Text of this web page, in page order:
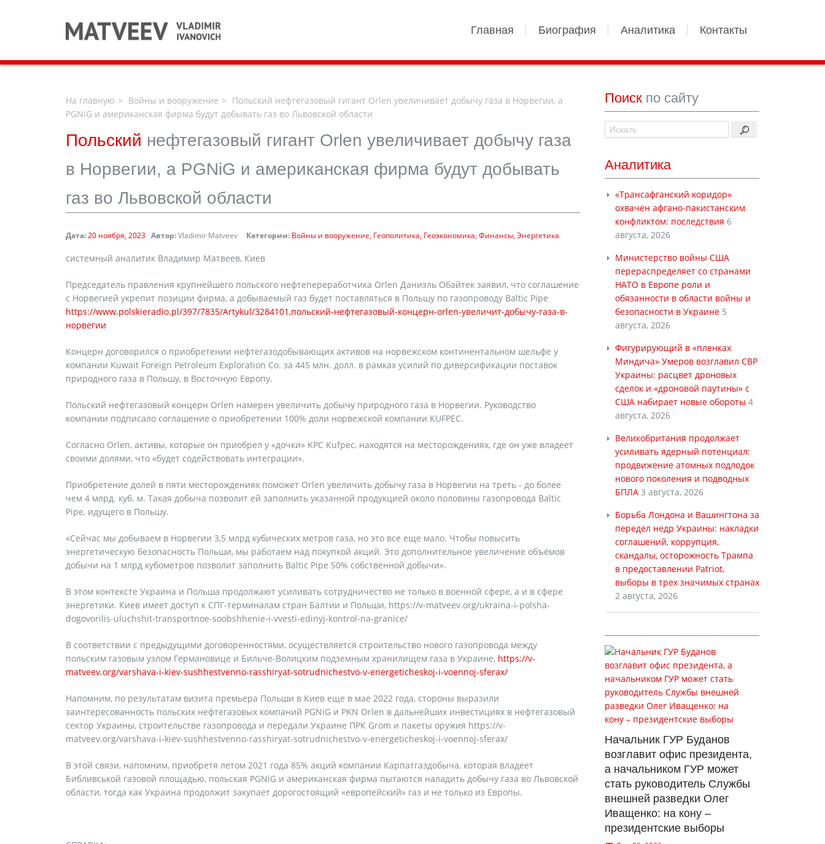
Главная Биография Аналитика Контакты
На главную Войны и вооружение
Польский нефтегазовый гигант Orlen увеличивает добычу газа в Норвегии, а
PGNiG и американская фирма будут добывать газ во Львовской области
Польский нефтегазовый гигант Orlen увеличивает добычу газа
в Норвегии, а PGNiG и американская фирма будут добывать
газ во Львовской области
Дата:20 ноября, 2023 Автор:Vladimir Matveev Категории: Войны и вооружение Геополитика Геоэкономика Финансы Энергетика
системный аналитик Владимир Матвеев, Киев
Председатель правления крупнейшего польского нефтепереработчика Orlen Даниэль Обайтек заявил, что соглашение
с Норвегией укрепит позиции фирма, а добываемый газ будет поставляться в Польшу по газопроводу Baltic Pipe
https://www.polskieradio.pl/397/7835/Artykul/3284101,польский-нефтегазовый-концерн-orlen-увеличит-добычу-газа-в-
норвегии
Концерн договорился о приобретении нефтегазодобывающих активов на норвежском континентальном шельфе у
компании Kuwait Foreign Petroleum Exploration Co. за 445 млн. долл. в рамках усилий по диверсификации поставок
природного газа в Польшу, в Восточную Европу.
Польский нефтегазовый концерн Orlen намерен увеличить добычу природного газа в Норвегии. Руководство
компании подписало соглашение о приобретении 100% доли норвежской компании KUFPEC.
Согласно Orlen, активы, которые он приобрел у «дочки» KPC Kufpec, находятся на месторождениях, где он уже владеет
своими долями, что «будет содействовать интеграции».
Приобретение долей в пяти месторождениях поможет Orlen увеличить добычу газа в Норвегии на треть - до более
чем 4 млрд. куб. м. Такая добыча позволит ей заполнить указанной продукцией около половины газопровода Baltic
Pipe, идущего в Польшу.
«Сейчас мы добываем в Норвегии 3,5 млрд кубических метров газа, но это все еще мало. Чтобы повысить
энергетическую безопасность Польши, мы работаем над покупкой акций. Это дополнительное увеличение объёмов
добычи на 1 млрд кубометров позволит заполнить Baltic Pipe 50% собственной добычи».
В этом контексте Украина и Польша продолжают усиливать сотрудничество не только в военной сфере, а и в сфере
энергетики. Киев имеет доступ к СПГ-терминалам стран Балтии и Польши, https://v-matveev.org/ukraina-i-polsha-
dogovorilis-uluchshit-transportnoe-soobshhenie-i-vvesti-edinyj-kontrol-na-granice/
В соответствии с предыдущими договоренностями, осуществляется строительство нового газопровода между
польским газовым узлом Германовице и Бильче-Волицким подземным хранилищем газа в Украине, https://v-
matveev.org/varshava-i-kiev-sushhestvenno-rasshiryat-sotrudnichestvo-v-energeticheskoj-i-voennoj-sferax/
Напомним, по результатам визита премьера Польши в Киев еще в мае 2022 года, стороны выразили
заинтересованность польских нефтегазовых компаний PGNiG и PKN Orlen в дальнейших инвестициях в нефтегазовый
сектор Украины, строительстве газопровода и передали Украине ПРК Grom и пакеты оружия https://v-
matveev.org/varshava-i-kiev-sushhestvenno-rasshiryat-sotrudnichestvo-v-energeticheskoj-i-voennoj-sferax/
В этой связи, напомним, приобретя летом 2021 года 85% акций компании Карпатгаздобыча, которая владеет
Библивськой газовой площадью, польская PGNiG и американская фирма пытаются наладить добычу газа во Львовской
области, тогда как Украина продолжит закупает дорогостоящий «европейский» газ и не только из Европы.
Поиск по сайту
Аналитика
«Трансафганский коридор»
охвачен афгано-пакистанским
конфликтом: последствия 6
августа, 2026
Министерство войны США
перераспределяет со странами
НАТО в Европе роли и
обязанности в области войны и
безопасности в Украине 5
августа, 2026
Фигурирующий в «пленках
Миндича» Умеров возглавил СВР
Украины: расцвет дроновых
сделок и «дроновой паутины» с
США набирает новые обороты 4
августа, 2026
Великобритания продолжает
усиливать ядерный потенциал:
продвижение атомных подлодок
нового поколения и подводных
БПЛА 3 августа, 2026
Борьба Лондона и Вашингтона за
передел недр Украины: накладки
соглашений, коррупция,
скандалы, осторожность Трампа
в предоставлении Patriot,
выборы в трех значимых странах
2 августа, 2026
Начальник ГУР Буданов
возглавит офис президента,
а начальником ГУР может
стать руководитель Службы
внешней разведки Олег
Иващенко: на кону –
президентские выборы